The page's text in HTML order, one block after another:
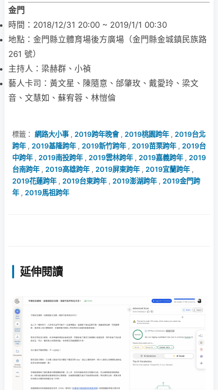
金門
時間：2018/12/31 20:00 ~ 2019/1/1 00:30
地點：金門縣立體育場後方廣場（金門縣金城鎮民族路
261 號）
主持人：梁赫群、小禎
藝人卡司：黃文星、陳隨意、邰肇玫、戴愛玲、梁文
音、文慧如、蘇宥蓉、林愷倫
標籤： 網路大小事, 2019跨年晚會, 2019桃園跨年, 2019台北
跨年, 2019基隆跨年, 2019新竹跨年, 2019苗栗跨年, 2019台
中跨年, 2019南投跨年, 2019雲林跨年, 2019嘉義跨年, 2019
台南跨年, 2019高雄跨年, 2019屏東跨年, 2019宜蘭跨年,
2019花蓮跨年, 2019台東跨年, 2019澎湖跨年, 2019金門跨
年, 2019馬祖跨年
延伸閱讀